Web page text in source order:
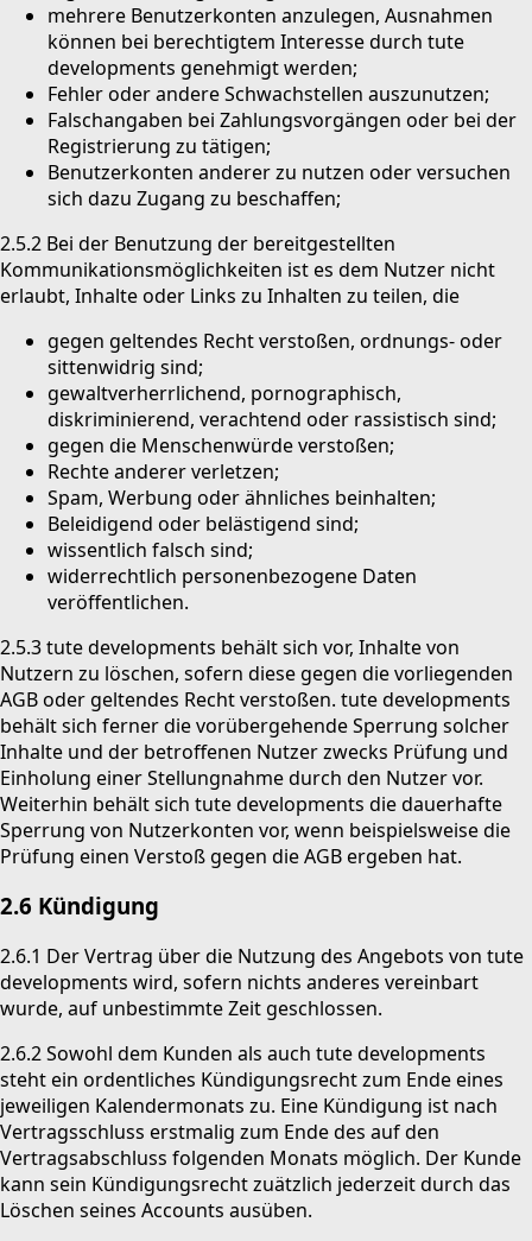
mehrere Benutzerkonten anzulegen, Ausnahmen
können bei berechtigtem Interesse durch tute
developments genehmigt werden;
Fehler oder andere Schwachstellen auszunutzen;
Falschangaben bei Zahlungsvorgängen oder bei der
Registrierung zu tätigen;
Benutzerkonten anderer zu nutzen oder versuchen
sich dazu Zugang zu beschaffen;
2.5.2 Bei der Benutzung der bereitgestellten
Kommunikationsmöglichkeiten ist es dem Nutzer nicht
erlaubt, Inhalte oder Links zu Inhalten zu teilen, die
gegen geltendes Recht verstoßen, ordnungs- oder
sittenwidrig sind;
gewaltverherrlichend, pornographisch,
diskriminierend, verachtend oder rassistisch sind;
gegen die Menschenwürde verstoßen;
Rechte anderer verletzen;
Spam, Werbung oder ähnliches beinhalten;
Beleidigend oder belästigend sind;
wissentlich falsch sind;
widerrechtlich personenbezogene Daten
veröffentlichen.
2.5.3 tute developments behält sich vor, Inhalte von
Nutzern zu löschen, sofern diese gegen die vorliegenden
AGB oder geltendes Recht verstoßen. tute developments
behält sich ferner die vorübergehende Sperrung solcher
Inhalte und der betroffenen Nutzer zwecks Prüfung und
Einholung einer Stellungnahme durch den Nutzer vor.
Weiterhin behält sich tute developments die dauerhafte
Sperrung von Nutzerkonten vor, wenn beispielsweise die
Prüfung einen Verstoß gegen die AGB ergeben hat.
2.6 Kündigung
2.6.1 Der Vertrag über die Nutzung des Angebots von tute
developments wird, sofern nichts anderes vereinbart
wurde, auf unbestimmte Zeit geschlossen.
2.6.2 Sowohl dem Kunden als auch tute developments
steht ein ordentliches Kündigungsrecht zum Ende eines
jeweiligen Kalendermonats zu. Eine Kündigung ist nach
Vertragsschluss erstmalig zum Ende des auf den
Vertragsabschluss folgenden Monats möglich. Der Kunde
kann sein Kündigungsrecht zuätzlich jederzeit durch das
Löschen seines Accounts ausüben.